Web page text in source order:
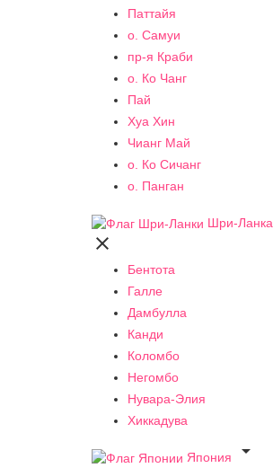
Паттайя
о. Самуи
пр-я Краби
о. Ко Чанг
Пай
Хуа Хин
Чианг Май
о. Ко Сичанг
о. Панган
Шри-Ланка

Бентота
Галле
Дамбулла
Канди
Коломбо
Негомбо
Нувара-Элия
Хиккадува
Япония
